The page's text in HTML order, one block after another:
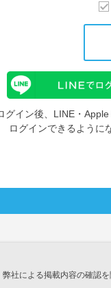
グイン後、LINE・
ログインできるように
社による掲載内容の確認